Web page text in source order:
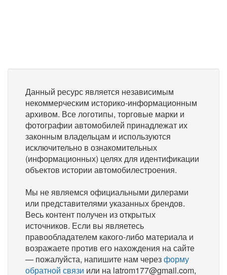
Данный ресурс является независимым
некоммерческим историко-информационным
архивом. Все логотипы, торговые марки и
фотографии автомобилей принадлежат их
законным владельцам и используются
исключительно в ознакомительных
(информационных) целях для идентификации
объектов истории автомобилестроения.
Мы не являемся официальными дилерами
или представителями указанных брендов.
Весь контент получен из открытых
источников. Если вы являетесь
правообладателем какого-либо материала и
возражаете против его нахождения на сайте
— пожалуйста, напишите нам черезформу
обратной связи или на latrom177@gmail.com,